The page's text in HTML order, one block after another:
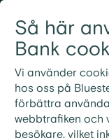
Så här
Bank
Vi använder
hos oss på
förbättra
webbtrafiken och
besökare, vilket
Meny
bluestep.se >